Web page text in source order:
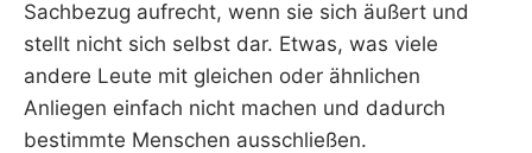
Sachbezug aufrecht, wenn sie sich äußert und
stellt nicht sich selbst dar. Etwas, was viele
andere Leute mit gleichen oder ähnlichen
Anliegen einfach nicht machen und dadurch
bestimmte Menschen ausschließen.